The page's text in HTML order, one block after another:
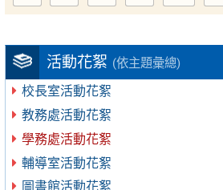
活動花絮 (依主題彙總)
校長室活動花絮
教務處活動花絮
學務處活動花絮
輔導室活動花絮
圖書館活動花絮